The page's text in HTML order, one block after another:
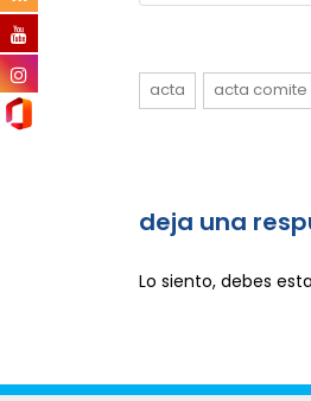
acta acta
deja una
Lo siento, debes